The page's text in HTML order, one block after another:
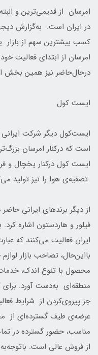
امرسان از قدیمی‌ترین و
کسب بیشترین سهم از
امرسان از ابتدای فعالیت
درحال‌حاضر نیز همین بخش از
ایست کول
ایست‌کول دیگر شرکت ایرانی
است که درکنار امرسان
ایست‌ کول درکنار یخچال و
تصفیه‌ی هوا را نیز تولید
از دیگر برند‌های ایرانی
فیلور و هاردستون اشاره
ایران فعالیت می‌کنند که
با‌این‌حال، تصاحب بازار
محصول با تنوع اندک،
منطقه‌ای به‌دست آورد.
جز پیروی‌کردن از شرایط
عرضه‌ی طیف گسترده‌ای از
مناسب، حضور گسترده در
از فروش عالی است.